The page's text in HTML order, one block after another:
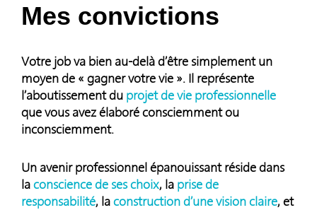
Mes convictions
Votre job va bien au-delà d’être simplement un
moyen de « gagner votre vie ». Il représente
l’aboutissement du projet de vie professionnelle
que vous avez élaboré consciemment ou
inconsciemment.
Un avenir professionnel épanouissant réside dans
la conscience de ses choix, la prise de
responsabilité, la construction d’une vision claire, et